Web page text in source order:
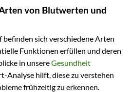
von Blutwerten und
sich verschiedene Arten
Funktionen erfüllen und deren
in unsereGesundheit
Analyse hilft, diese zu verstehen
frühzeitig zu erkennen.